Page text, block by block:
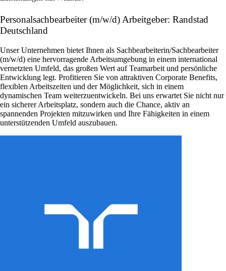
Personalsachbearbeiter (m/w/d) Arbeitgeber: Randstad
Deutschland
Unser Unternehmen bietet Ihnen als Sachbearbeiterin/Sachbearbeiter
(m/w/d) eine hervorragende Arbeitsumgebung in einem international
vernetzten Umfeld, das großen Wert auf Teamarbeit und persönliche
Entwicklung legt. Profitieren Sie von attraktiven Corporate Benefits,
flexiblen Arbeitszeiten und der Möglichkeit, sich in einem
dynamischen Team weiterzuentwickeln. Bei uns erwartet Sie nicht nur
ein sicherer Arbeitsplatz, sondern auch die Chance, aktiv an
spannenden Projekten mitzuwirken und Ihre Fähigkeiten in einem
unterstützenden Umfeld auszubauen.